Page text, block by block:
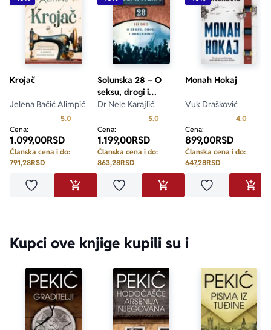
Krojač
Jelena Bačić Alimpić
5.0 Prosecna ocena je 5.0 od 5
Cena:
1.099,00RSD
Članska cena i do:
791,28RSD
Dodaj u omiljeneDODAJ U KORPU
Solunska 28 – O
seksu, drogi i
rokenrolu
Dr Nele Karajlić
5.0 Prosecna ocena je 5.0 od 5
Cena:
1.199,00RSD
Članska cena i do:
863,28RSD
Dodaj u omiljeneDODAJ U KORPU
Monah Hokaj
Vuk Drašković
4.0
Cena:
899,00RSD
Članska cena i do:
647,28RSD
Dodaj u
Kupci ove knjige kupili su i